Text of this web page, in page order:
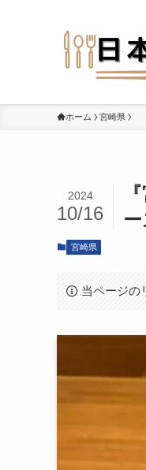
ホーム 宮崎県
2024
10/16
宮崎県
当ページの